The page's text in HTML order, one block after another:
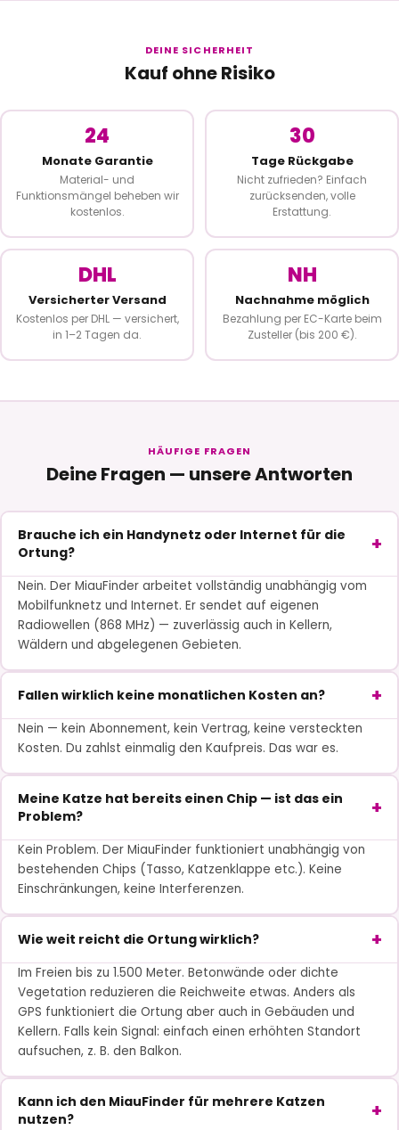
DEINE SICHERHEIT
Kauf ohne Risiko
24
Monate Garantie
Material- und
Funktionsmängel beheben wir
kostenlos.
30
Tage Rückgabe
Nicht zufrieden? Einfach
zurücksenden, volle
Erstattung.
DHL
Versicherter Versand
Kostenlos per DHL — versichert,
in 1–2 Tagen da.
NH
Nachnahme möglich
Bezahlung per EC-Karte beim
Zusteller (bis 200 €).
HÄUFIGE FRAGEN
Deine Fragen — unsere Antworten
Brauche ich ein Handynetz oder Internet für die
Ortung?
Nein. Der MiauFinder arbeitet vollständig unabhängig vom
Mobilfunknetz und Internet. Er sendet auf eigenen
Radiowellen (868 MHz) — zuverlässig auch in Kellern,
Wäldern und abgelegenen Gebieten.
Fallen wirklich keine monatlichen Kosten an?
Nein — kein Abonnement, kein Vertrag, keine versteckten
Kosten. Du zahlst einmalig den Kaufpreis. Das war es.
Meine Katze hat bereits einen Chip — ist das ein
Problem?
Kein Problem. Der MiauFinder funktioniert unabhängig von
bestehenden Chips (Tasso, Katzenklappe etc.). Keine
Einschränkungen, keine Interferenzen.
Wie weit reicht die Ortung wirklich?
Im Freien bis zu 1.500 Meter. Betonwände oder dichte
Vegetation reduzieren die Reichweite etwas. Anders als
GPS funktioniert die Ortung aber auch in Gebäuden und
Kellern. Falls kein Signal: einfach einen erhöhten Standort
aufsuchen, z. B. den Balkon.
Kann ich den MiauFinder für mehrere Katzen
nutzen?